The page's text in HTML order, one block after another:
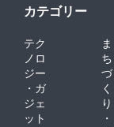
カテゴリー
テク
ノロ
ジー
・ガ
ジェ
ット
ま
ち
づ
く
り
・